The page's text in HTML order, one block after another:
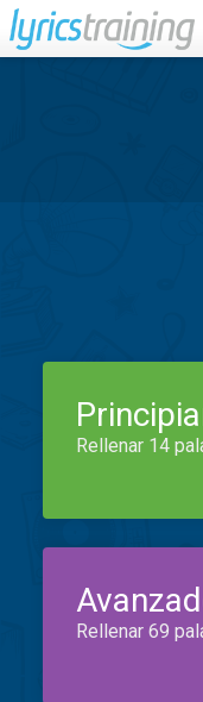
Rellenar 14
Rellenar 69